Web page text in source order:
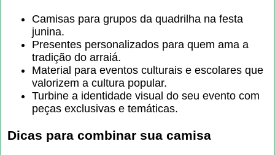
Camisas para grupos da quadrilha na festa
junina.
Presentes personalizados para quem ama a
tradição do arraiá.
Material para eventos culturais e escolares que
valorizem a cultura popular.
Turbine a identidade visual do seu evento com
peças exclusivas e temáticas.
Dicas para combinar sua camisa